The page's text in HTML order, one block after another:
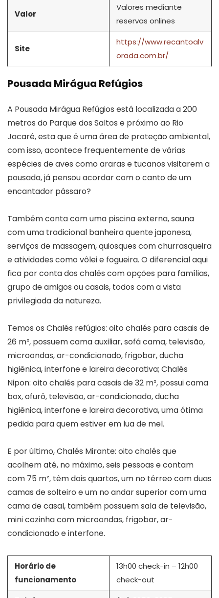
Valor
Valores mediante
reservas onlines
Site
https://www.recantoalv
orada.com.br/
Pousada Mirágua Refúgios
A Pousada Mirágua Refúgios está localizada a 200
metros do Parque dos Saltos e próximo ao Rio
Jacaré, esta que é uma área de proteção ambiental,
com isso, acontece frequentemente de várias
espécies de aves como araras e tucanos visitarem a
pousada, já pensou acordar com o canto de um
encantador pássaro?
Também conta com uma piscina externa, sauna
com uma tradicional banheira quente japonesa,
serviços de massagem, quiosques com churrasqueira
e atividades como vôlei e fogueira. O diferencial aqui
fica por conta dos chalés com opções para famílias,
grupo de amigos ou casais, todos com a vista
privilegiada da natureza.
Temos os Chalés refúgios: oito chalés para casais de
26 m², possuem cama auxiliar, sofá cama, televisão,
microondas, ar-condicionado, frigobar, ducha
higiênica, interfone e lareira decorativa; Chalés
Nipon: oito chalés para casais de 32 m², possui cama
box, ofurô, televisão, ar-condicionado, ducha
higiênica, interfone e lareira decorativa, uma ótima
pedida para quem estiver em lua de mel.
E por último, Chalés Mirante: oito chalés que
acolhem até, no máximo, seis pessoas e contam
com 75 m², têm dois quartos, um no térreo com duas
camas de solteiro e um no andar superior com uma
cama de casal, também possuem sala de televisão,
mini cozinha com microondas, frigobar, ar-
condicionado e interfone.
Horário de
funcionamento
13h00 check-in – 12h00
check-out